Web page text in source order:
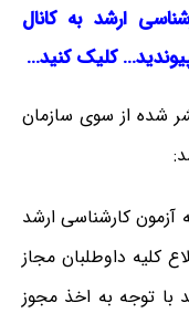
ارشد به کانال
کلیک کنید…
شده از سوی سازمان
آزمون کارشناسی ارشد
کلیه داوطلبان مجاز
با توجه به اخذ مجوز